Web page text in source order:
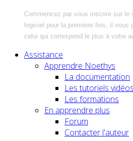
Commencez par vous inscrire sur
logiciel pour la première fois, il
celui qui correspond le plus à votre
Assistance
Apprendre Noethys
La documentation
Les tutoriels vidéos
Les formations
En apprendre plus
Forum
Contacter l'auteur